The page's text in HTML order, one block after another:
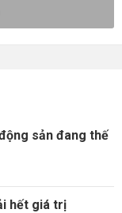
sản đang thế
hết giá trị